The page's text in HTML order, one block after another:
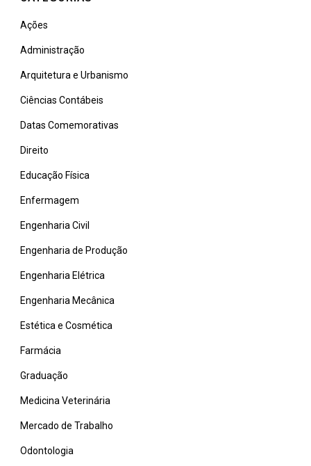
Ações
Administração
Arquitetura e Urbanismo
Ciências Contábeis
Datas Comemorativas
Direito
Educação Física
Enfermagem
Engenharia Civil
Engenharia de Produção
Engenharia Elétrica
Engenharia Mecânica
Estética e Cosmética
Farmácia
Graduação
Medicina Veterinária
Mercado de Trabalho
Odontologia